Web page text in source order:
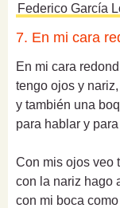
Federico García
7. En mi cara
En mi cara
tengo ojos y nariz,
y también una
para hablar y para
Con mis ojos veo
con la nariz hago
con mi boca